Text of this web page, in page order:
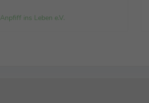
favorisierten Düsseldorfer nicht
Anpfiff ins Leben e.V.